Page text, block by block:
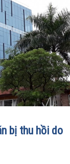
bị thu hồi do